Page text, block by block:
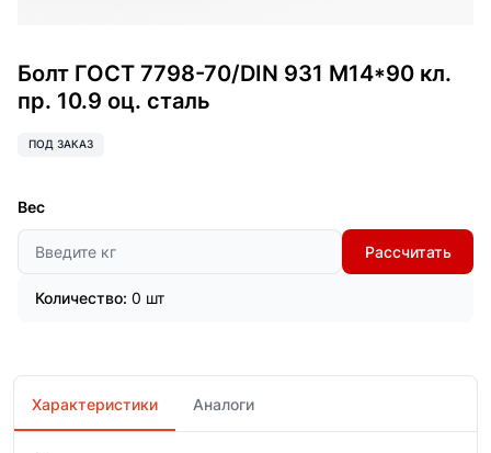
Болт ГОСТ 7798-70/DIN 931 М14*90 кл.
пр. 10.9 оц. сталь
ПОД ЗАКАЗ
Вес
Рассчитать
Количество: 0 шт
Характеристики Аналоги